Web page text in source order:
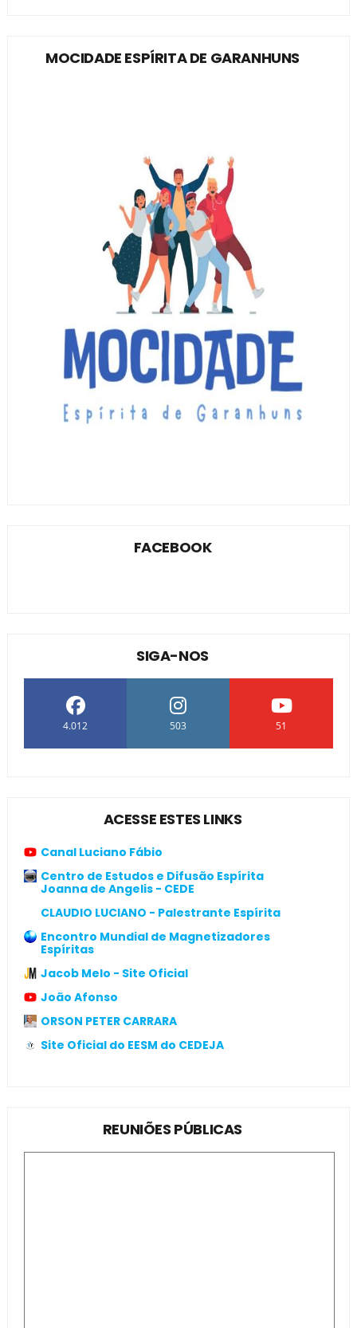
MOCIDADE ESPÍRITA DE GARANHUNS
FACEBOOK
SIGA-NOS
4.012 503 51
ACESSE ESTES LINKS
Canal Luciano Fábio
Centro de Estudos e Difusão Espírita
Joanna de Angelis - CEDE
CLAUDIO LUCIANO - Palestrante Espírita
Encontro Mundial de Magnetizadores
Espíritas
Jacob Melo - Site Oficial
João Afonso
ORSON PETER CARRARA
Site Oficial do EESM do CEDEJA
REUNIÕES PÚBLICAS